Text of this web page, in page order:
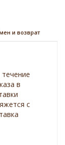
и возврат
в
с